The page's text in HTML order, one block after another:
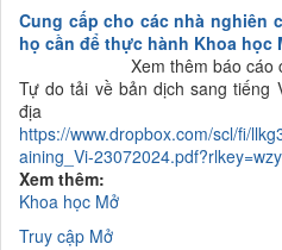
Cung cấp cho cácnhà nghiên
họ cần để thực hành Khoa học
Xem thêmbáo cáo
Tự do tải về bản dịch sang tiếng
địa
https://www.dropbox.com/scl/fi/
aining_Vi-
Xem thêm:
Khoa học Mở
Truy cập Mở